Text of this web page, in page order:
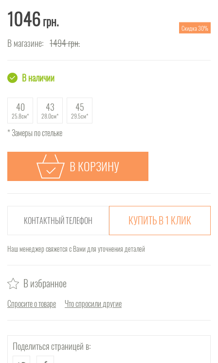
1046грн.
В магазине: 1494грн.
Скидка 30%
В наличии
40
25.8см
43
28.0см
45
29.5см
* Замеры по стельке
В КОРЗИНУ
КУПИТЬ В 1 КЛИК
Наш менеджер свяжется с Вами для уточнения деталей
В избранное
Спросите о товаре Что спросили другие
Поделиться страницей в: